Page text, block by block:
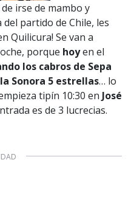
irse de mambo y
partido de Chile, les
Quilicura! Se van a
porque hoyen el
los cabros de Sepa
Sonora 5 estrellas… lo
tipín 10:30 en José
es de 3 lucrecias.